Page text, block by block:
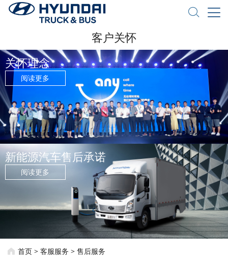
客户关怀
关怀理念
阅读更多
新能源汽车售后承诺
阅读更多
首页 > 客服服务 > 售后服务